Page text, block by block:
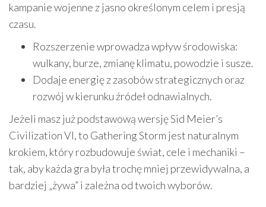
kampanie wojenne z jasno określonym celem i presją
czasu.
Rozszerzenie wprowadza wpływ środowiska:
wulkany, burze, zmianę klimatu, powodzie i susze.
Dodaje energię z zasobów strategicznych oraz
rozwój w kierunku źródeł odnawialnych.
Jeżeli masz już podstawową wersję Sid Meier’s
Civilization VI, to Gathering Storm jest naturalnym
krokiem, który rozbudowuje świat, cele i mechaniki –
tak, aby każda gra była trochę mniej przewidywalna, a
bardziej „żywa” i zależna od twoich wyborów.